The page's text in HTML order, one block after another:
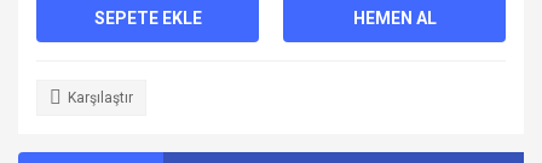
SEPETE EKLE HEMEN AL
Karşılaştır